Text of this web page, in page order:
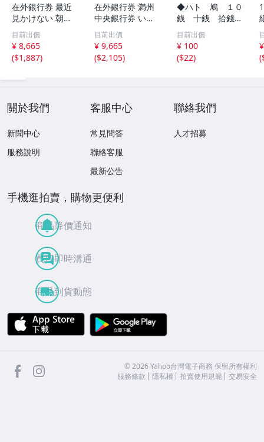
在外銀行券 最近
見かけない 朝丙1
00圓券 などの 朝
鮮銀行券 3枚 K-0
182
目前出價
¥ 8,665
($1,887)
在外銀行券 満州
中央銀行券 いろ
いろと 6枚 上品
有 K-0181
目前出價
¥ 9,665
($2,105)
◆ハト 鳩 １０
銭 十銭 拾錢
６枚 流通品◆
目前出價
¥ 100
($22)
(
關於我們
新聞中心
服務說明
客服中心
常見問答
聯絡客服
最新公告
聯絡我們
人才招募
手機逛拍賣，購物更便利
商品降價通知
買賣即時溝通
商品到貨動態
APP Store
facebook ©2026 Yahoo台灣電子商務 保留所有權利
服務條款
隱私權 拍賣使用規範 交易安全